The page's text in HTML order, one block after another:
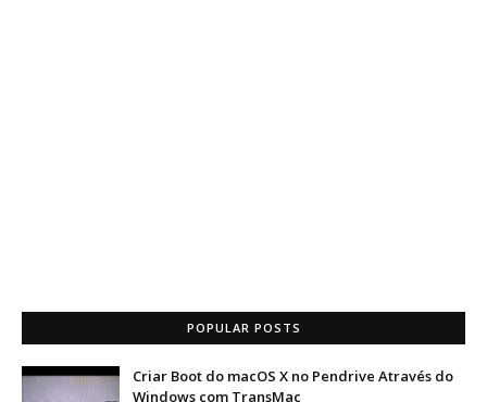
POPULAR POSTS
Criar Boot do macOS X no Pendrive Através do
Windows com TransMac